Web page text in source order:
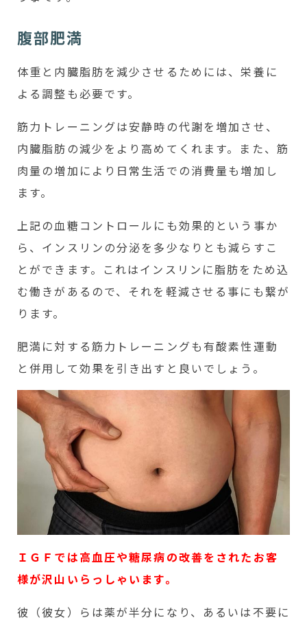
腹部肥満
体重と内臓脂肪を減少させるためには、栄養に
よる調整も必要です。
筋力トレーニングは安静時の代謝を増加させ、
内臓脂肪の減少をより高めてくれます。また、筋
肉量の増加により日常生活での消費量も増加し
ます。
上記の血糖コントロールにも効果的という事か
ら、インスリンの分泌を多少なりとも減らすこ
とができます。これはインスリンに脂肪をため込
む働きがあるので、それを軽減させる事にも繋が
ります。
肥満に対する筋力トレーニングも有酸素性運動
と併用して効果を引き出すと良いでしょう。
ＩＧＦでは高血圧や糖尿病の改善をされたお客
様が沢山いらっしゃいます。
彼（彼女）らは薬が半分になり、あるいは不要に